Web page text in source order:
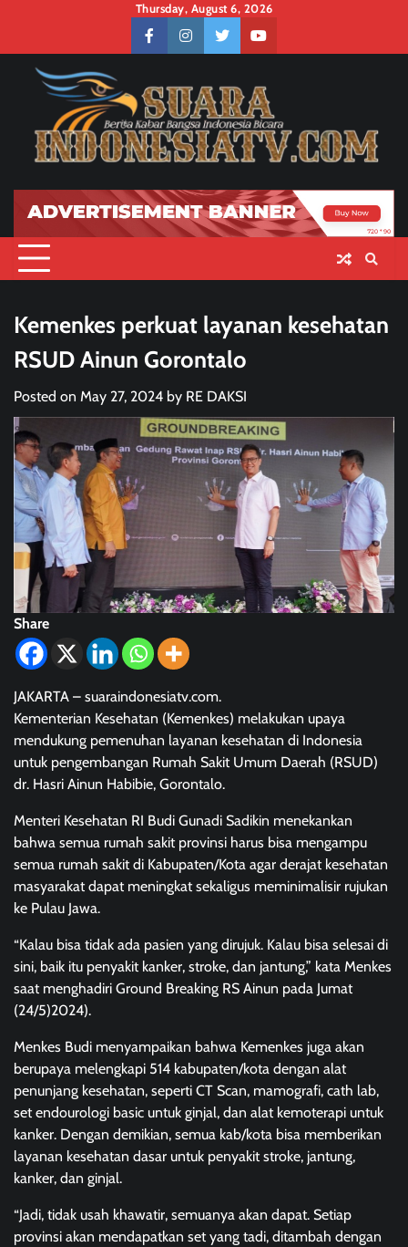
content
Thursday, August 6, 2026
facebookinstagramtwitteryoutube
Kemenkes perkuat layanan kesehatan
RSUD Ainun Gorontalo
Posted on May 27, 2024 by RE DAKSI
Share
JAKARTA – suaraindonesiatv.com.
Kementerian Kesehatan (Kemenkes) melakukan upaya
mendukung pemenuhan layanan kesehatan di Indonesia
untuk pengembangan Rumah Sakit Umum Daerah (RSUD)
dr. Hasri Ainun Habibie, Gorontalo.
Menteri Kesehatan RI Budi Gunadi Sadikin menekankan
bahwa semua rumah sakit provinsi harus bisa mengampu
semua rumah sakit di Kabupaten/Kota agar derajat kesehatan
masyarakat dapat meningkat sekaligus meminimalisir rujukan
ke Pulau Jawa.
“Kalau bisa tidak ada pasien yang dirujuk. Kalau bisa selesai di
sini, baik itu penyakit kanker, stroke, dan jantung,” kata Menkes
saat menghadiri Ground Breaking RS Ainun pada Jumat
(24/5)2024).
Menkes Budi menyampaikan bahwa Kemenkes juga akan
berupaya melengkapi 514 kabupaten/kota dengan alat
penunjang kesehatan, seperti CT Scan, mamografi, cath lab,
set endourologi basic untuk ginjal, dan alat kemoterapi untuk
kanker. Dengan demikian, semua kab/kota bisa memberikan
layanan kesehatan dasar untuk penyakit stroke, jantung,
kanker, dan ginjal.
“Jadi, tidak usah khawatir, semuanya akan dapat. Setiap
provinsi akan mendapatkan set yang tadi, ditambah dengan